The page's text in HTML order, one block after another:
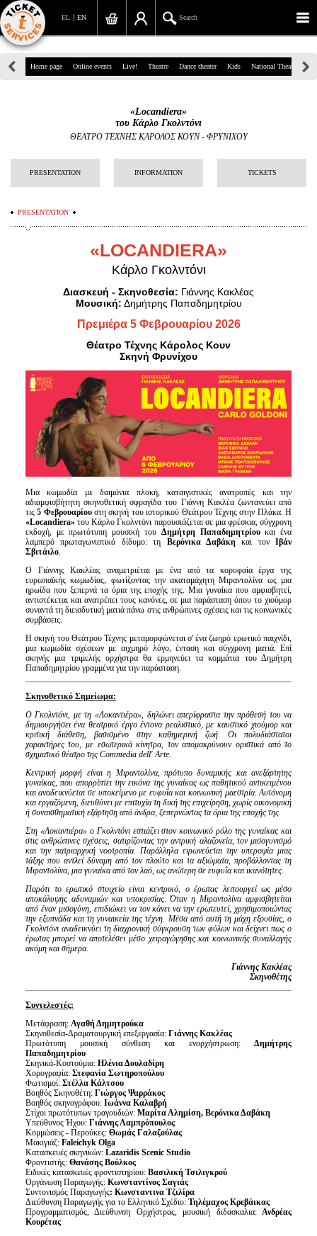
EN
EL Search
39, Panepistimiou Str, Athens
info@ticketservices.gr
Sign up/Sign in
Information
Είσοδος διαχειριστή
Home page Online events Live! Theatre Dance theater Kids National Theatre
«Locandiera»
του Κάρλο Γκολντόνι
ΘΕΑΤΡΟ ΤΕΧΝΗΣ ΚΑΡΟΛΟΣ ΚΟΥΝ - ΦΡΥΝΙΧΟΥ
PRESENTATION INFORMATION TICKETS
PRESENTATION
«LOCANDIERA»
Κάρλο Γκολντόνι
Διασκευή - Σκηνοθεσία: Γιάννης Κακλέας
Μουσική: Δημήτρης Παπαδημητρίου
Πρεμιέρα 5 Φεβρουαρίου 2026
Θέατρο Τέχνης Κάρολος Κουν
Σκηνή Φρυνίχου
Μια κωμωδία με δαιμόνια πλοκή, καταιγιστικές ανατροπές και την
αδιαμφισβήτητη σκηνοθετική σφραγίδα του Γιάννη Κακλέα ζωντανεύει από
τις5 Φεβρουαρίουστη σκηνή του ιστορικού Θεάτρου Τέχνης στην Πλάκα. Η
«Locandiera»του Κάρλο Γκολντόνι παρουσιάζεται σε μια φρέσκια, σύγχρονη
εκδοχή, με πρωτότυπη μουσική του Δημήτρη Παπαδημητρίουκαι ένα
λαμπερό πρωταγωνιστικό δίδυμο: τη Βερόνικα Δαβάκηκαι τονΙβάν
Σβιτάιλο.
Ο Γιάννης Κακλέας αναμετριέται με ένα από τα κορυφαία έργα της
ευρωπαϊκής κωμωδίας, φωτίζοντας την ακαταμάχητη Μιραντολίνα ως μια
ηρωίδα που ξεπερνά τα όρια της εποχής της. Μια γυναίκα που αμφισβητεί,
αντιστέκεται και ανατρέπει τους κανόνες, σε μια παράσταση όπου το χιούμορ
συναντά τη διεισδυτική ματιά πάνω στις ανθρώπινες σχέσεις και τις κοινωνικές
συμβάσεις.
Η σκηνή του Θεάτρου Τέχνης μεταμορφώνεται σ' ένα ζωηρό ερωτικό παιχνίδι,
μια κωμωδία σχέσεων με αιχμηρό λόγο, ένταση και σύγχρονη ματιά. Επί
σκηνής μια τριμελής ορχήστρα θα ερμηνεύει τα κομμάτια του Δημήτρη
Παπαδημητρίου γραμμένα για την παράσταση.
Σκηνοθετικό Σημείωμα:
Ο Γκολντόνι, με τη «Λοκαντιέρα», δηλώνει απερίφραστα την πρόθεσή του να
δημιουργήσει ένα θεατρικό έργο έντονα ρεαλιστικό, με καυστικό χιούμορ και
κριτική διάθεση, βασισμένο στην καθημερινή ζωή. Οι πολυδιάστατοι
χαρακτήρες του, με εσωτερικά κίνητρα, τον απομακρύνουν οριστικά από το
σχηματικό θέατρο της Commedia dell'Arte.
Κεντρική μορφή είναι η Μιραντολίνα, πρότυπο δυναμικής και ανεξάρτητης
γυναίκας, που απορρίπτει την εικόνα της γυναίκας ως παθητικού αντικειμένου
και αναδεικνύεται σε υποκείμενο με ευφυΐα και κοινωνική μαεστρία. Αυτόνομη
και εργαζόμενη, διευθύνει με επιτυχία τη δική της επιχείρηση, χωρίς οικονομική
ή συναισθηματική εξάρτηση από άνδρα, ξεπερνώντας τα όρια της εποχής της.
Στη «Λοκαντιέρα» ο Γκολντόνι εστιάζει στον κοινωνικό ρόλο της γυναίκας και
στις ανθρώπινες σχέσεις, σατιρίζοντας την αντρική αλαζονεία, τον μισογυνισμό
και την πατριαρχική νοοτροπία. Παράλληλα ειρωνεύεται την υπεροψία μιας
τάξης που αντλεί δύναμη από τον πλούτο και τα αξιώματα, προβάλλοντας τη
Μιραντολίνα, μια γυναίκα από τον λαό, ως ανώτερη σε ευφυΐα και ικανότητες.
Παρότι το ερωτικό στοιχείο είναι κεντρικό, ο έρωτας λειτουργεί ως μέσο
αποκάλυψης αδυναμιών και υποκρισίας. Όταν η Μιραντολίνα αμφισβητείται
από έναν μισογύνη, επιδιώκει να τον κάνει να την ερωτευτεί, χρησιμοποιώντας
την εξυπνάδα και τη γυναικεία της τέχνη. Μέσα από αυτή τη μάχη εξουσίας, ο
Γκολντόνι αναδεικνύει τη διαχρονική σύγκρουση των φύλων και δείχνει πως ο
έρωτας μπορεί να αποτελέσει μέσο χειραγώγησης και κοινωνικής συναλλαγής
ακόμη και σήμερα.
Γιάννης Κακλέας
Σκηνοθέτης
Συντελεστές:
Μετάφραση: Αγαθή Δημητρούκα
Σκηνοθεσία-Δραματουργική επεξεργασία: Γιάννης Κακλέας
Πρωτότυπη μουσική σύνθεση και ενορχήστρωση: Δημήτρης
Παπαδημητρίου
Σκηνικά-Κοστούμια:Ηλένια Δουλαδίρη
Χορογραφία: Στεφανία Σωτηροπούλου
Φωτισμοί: Στέλλα Κάλτσου
Βοηθός Σκηνοθέτη: Γιώργος Ψαρράκος
Βοηθός σκηνογράφου: Ιωάννα Καλαβρή
Στίχοι πρωτότυπων τραγουδιών:Μαρίτα Αλημίση, Βερόνικα Δαβάκη
Υπεύθυνος Ήχου: Γιάννης Λαμπρόπουλος
Κομμώσεις - Περούκες:Θωμάς Γαλαζούλας
Μακιγιάζ: Faleichyk Olga
Κατασκευές σκηνικών:Lazaridis Scenic Studio
Φροντιστής: Θανάσης Βούλκος
Ειδικές κατασκευές φροντιστηρίου: Βασιλική Τσιλιγκρού
Οργάνωση Παραγωγής: Κωνσταντίνος Σαγιάς
Συντονισμός Παραγωγής: Κωνσταντινα Τζιλίρα
Διεύθυνση Παραγωγής για το Ελληνικό Σχέδιο: Τηλέμαχος Κρεβάικας
Προγραμματισμός, Διεύθυνση Ορχήστρας, μουσική διδασκαλια:Ανδρέας
Κουρέτας